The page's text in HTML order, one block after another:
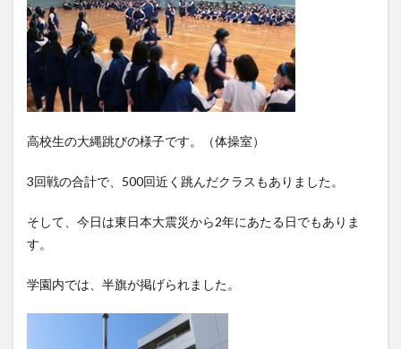
高校生の大縄跳びの様子です。（体操室）
3回戦の合計で、500回近く跳んだクラスもありました。
そして、今日は東日本大震災から2年にあたる日でもありま
す。
学園内では、半旗が掲げられました。